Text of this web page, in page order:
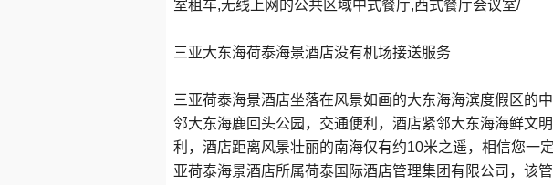
室租车,无线上网的公共区域中式餐厅,西式餐厅会议室/
三亚大东海荷泰海景酒店没有机场接送服务
三亚荷泰海景酒店坐落在风景如画的大东海海滨度假区的
邻大东海鹿回头公园，交通便利，酒店紧邻大东海海鲜文
利，酒店距离风景壮丽的南海仅有约10米之遥，相信您一
亚荷泰海景酒店所属荷泰国际酒店管理集团有限公司，该